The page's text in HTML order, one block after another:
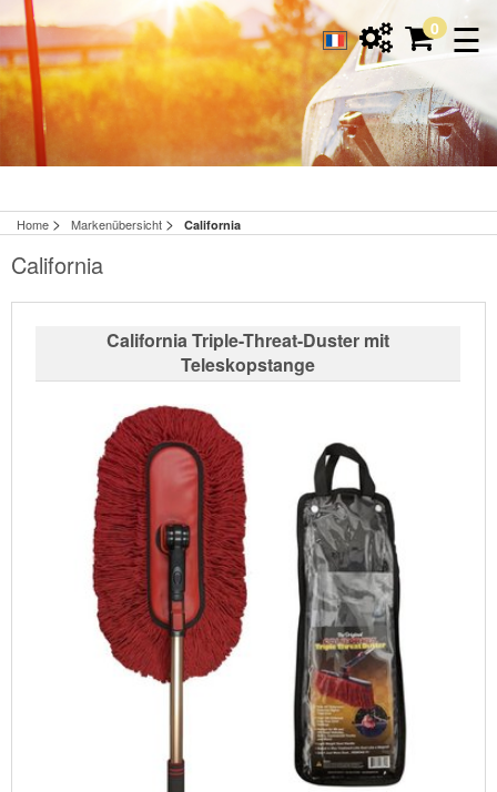
☰
0
Home > Markenübersicht > California
California
California Triple-Threat-Duster mit
Teleskopstange